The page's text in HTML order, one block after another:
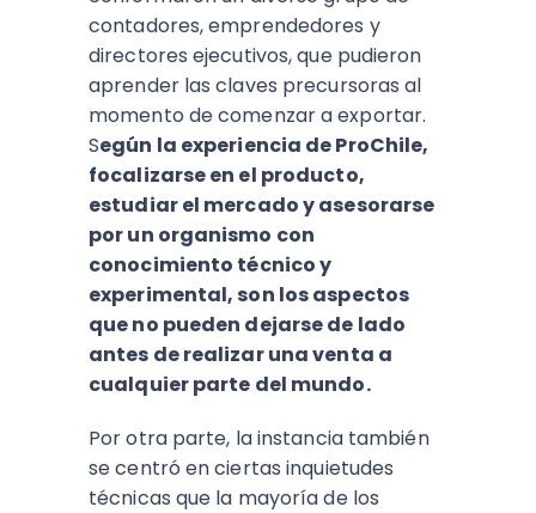
contadores, emprendedores y
directores ejecutivos, que pudieron
aprender las claves precursoras al
momento de comenzar a exportar.
Según la experiencia de ProChile,
focalizarse en el producto,
estudiar el mercado y asesorarse
por un organismo con
conocimiento técnico y
experimental, son los aspectos
que no pueden dejarse de lado
antes de realizar una venta a
cualquier parte del mundo.
Por otra parte, la instancia también
se centró en ciertas inquietudes
técnicas que la mayoría de los